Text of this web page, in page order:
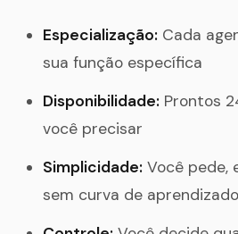
Especialização: Cada
sua função específica
Disponibilidade: Prontos
você precisar
Simplicidade: Você pede,
sem curva de aprendizado